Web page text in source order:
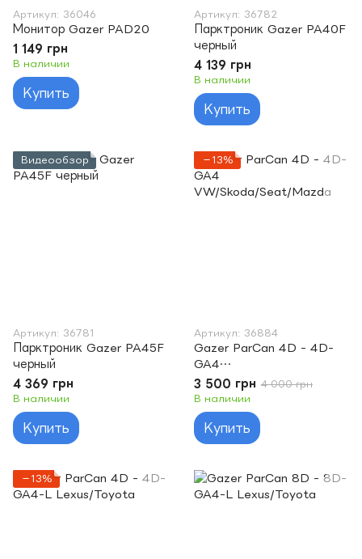
Артикул: 36046
Монитор Gazer PAD20
1 149 грн
В наличии
Купить
Артикул: 36782
Парктроник Gazer PA40F
черный
4 139 грн
В наличии
Купить
Видеообзор
Артикул: 36781
Парктроник Gazer PA45F
черный
4 369 грн
В наличии
Купить
−13%
Артикул: 36884
Gazer ParCan 4D - 4D-
GA4
VW/Skoda/Seat/Mazda
3 500 грн 4 000 грн
В наличии
Купить
−13%